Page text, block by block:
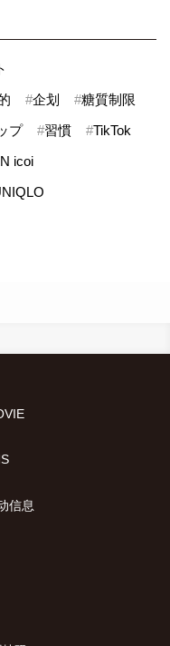
#企划 #糖質制限
プ #習慣 #TikTok
icoi
信息